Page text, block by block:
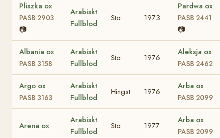
Pliszka ox
PASB 2903
📷
Arabiskt
Fullblod
Sto 1973
Pardwa ox
PASB 2441
📷
Albania ox
PASB 3158
Arabiskt
Fullblod
Sto 1976
Aleksja ox
PASB 2462
Argo ox
PASB 3163
Arabiskt
Fullblod
Hingst 1976
Arba ox
PASB 2099
Arena ox
Arabiskt
Fullblod
Sto 1977
Arba ox
PASB 2099